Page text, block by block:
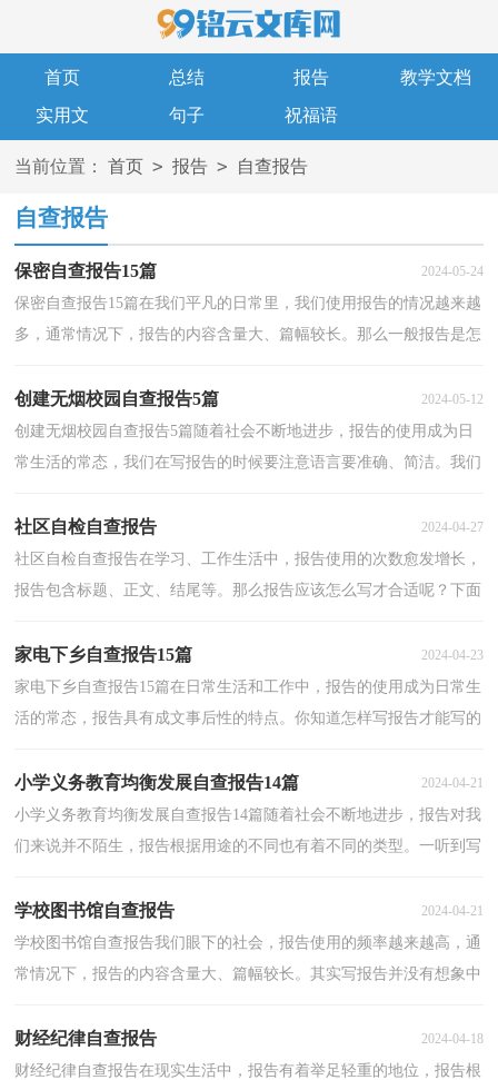
首页 总结 报告
教学文档
实用文
句子 祝福语
当前位置： 首页 > 报告 > 自查报告
自查报告
保密自查报告15篇 2024-05-24
保密自查报告15篇在我们平凡的日常里，我们使用报告的情况越来越
多，通常情况下，报告的内容含量大、篇幅较长。那么一般报告是怎
创建无烟校园自查报告5篇 2024-05-12
创建无烟校园自查报告5篇随着社会不断地进步，报告的使用成为日
常生活的常态，我们在写报告的时候要注意语言要准确、简洁。我们
社区自检自查报告 2024-04-27
社区自检自查报告在学习、工作生活中，报告使用的次数愈发增长，
报告包含标题、正文、结尾等。那么报告应该怎么写才合适呢？下面
家电下乡自查报告15篇 2024-04-23
家电下乡自查报告15篇在日常生活和工作中，报告的使用成为日常生
活的常态，报告具有成文事后性的特点。你知道怎样写报告才能写的
小学义务教育均衡发展自查报告14篇 2024-04-21
小学义务教育均衡发展自查报告14篇随着社会不断地进步，报告对我
们来说并不陌生，报告根据用途的不同也有着不同的类型。一听到写
学校图书馆自查报告 2024-04-21
学校图书馆自查报告我们眼下的社会，报告使用的频率越来越高，通
常情况下，报告的内容含量大、篇幅较长。其实写报告并没有想象中
财经纪律自查报告 2024-04-18
财经纪律自查报告在现实生活中，报告有着举足轻重的地位，报告根